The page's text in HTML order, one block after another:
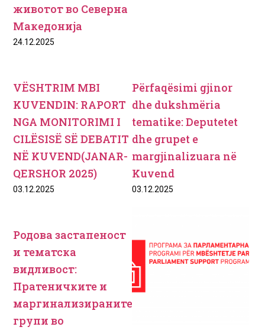
животот во Северна
Македонија
24.12.2025
VËSHTRIM MBI
KUVENDIN: RAPORT
NGA MONITORIMI I
CILËSISË SË DEBATIT
NË KUVEND(JANAR-
QERSHOR 2025)
03.12.2025
Pёrfaqёsimi gjinor
dhe dukshmёria
tematike: Deputetet
dhe grupet e
margjinalizuara nё
Kuvend
03.12.2025
Родова застапеност
и тематска
видливост:
Пратеничките и
маргинализираните
групи во